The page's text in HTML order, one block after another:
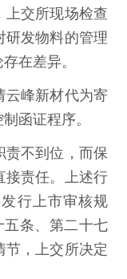
上交所现场检查
研发物料的管理
在差异。
云峰新材代为寄
函证程序。
责不到位，而保
接责任。上述行
行上市审核规
五条、第二十七
节，上交所决定